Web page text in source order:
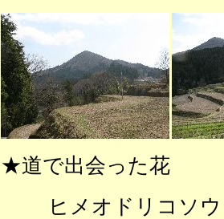
★道で出会った花
ヒメオドリコソ